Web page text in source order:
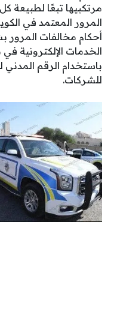
مرتكبيها تبعًا لطبيعة
المرور المعتمد في
أحكام مخالفات المرور
الخدمات الإلكترونية في
باستخدام الرقم المدني
للشركات.